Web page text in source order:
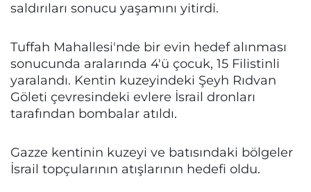
saldırıları sonucu yaşamını yitirdi.
Tuffah Mahallesi'nde bir evin hedef alınması
sonucunda aralarında 4'ü çocuk, 15 Filistinli
yaralandı. Kentin kuzeyindeki Şeyh Rıdvan
Göleti çevresindeki evlere İsrail dronları
tarafından bombalar atıldı.
Gazze kentinin kuzeyi ve batısındaki bölgeler
İsrail topçularının atışlarının hedefi oldu.